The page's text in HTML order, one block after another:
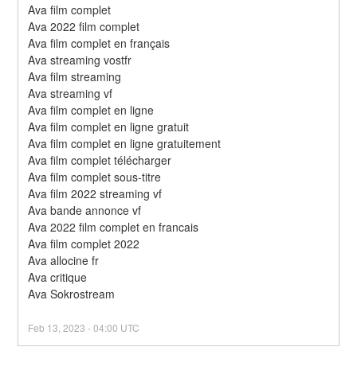
Ava film complet
Ava 2022 film complet
Ava film complet en français
Ava streaming vostfr
Ava film streaming
Ava streaming vf
Ava film complet en ligne
Ava film complet en ligne gratuit
Ava film complet en ligne gratuitement
Ava film complet télécharger
Ava film complet sous-titre
Ava film 2022 streaming vf
Ava bande annonce vf
Ava 2022 film complet en francais
Ava film complet 2022
Ava allocine fr
Ava critique
Ava Sokrostream
Feb 13 ,2023 -04:00 UTC